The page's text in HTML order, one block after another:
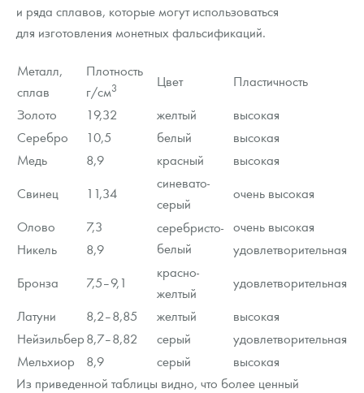
и ряда сплавов, которые могут использоваться
для изготовления монетных фальсификаций.
Металл,
сплав
Плотность
г/см3 Цвет
Пластичность
Золото
19,32 желтый
высокая
Серебро
10,5 белый
высокая
Медь
8,9 красный
высокая
Свинец
11,34
синевато-
серый
очень высокая
Олово
7,3
серебристо-
белый
очень высокая
Никель
8,9
удовлетворительная
Бронза
7,5–9,1
красно-
желтый
удовлетворительная
Латуни
8,2–8,85 желтый
высокая
Нейзильбер8,7–8,82 серый
удовлетворительная
Мельхиор
8,9 серый
высокая
Из приведенной таблицы видно, что более ценный